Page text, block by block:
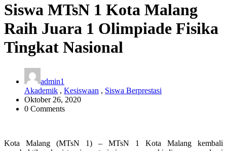
Siswa MTsN 1 Kota Malang
Raih Juara 1 Olimpiade Fisika
Tingkat Nasional
admin1
Akademik , Kesiswaan , Siswa Berprestasi
Oktober 26, 2020
0 Comments
Kota Malang (MTsN 1) – MTsN 1 Kota Malang kembali